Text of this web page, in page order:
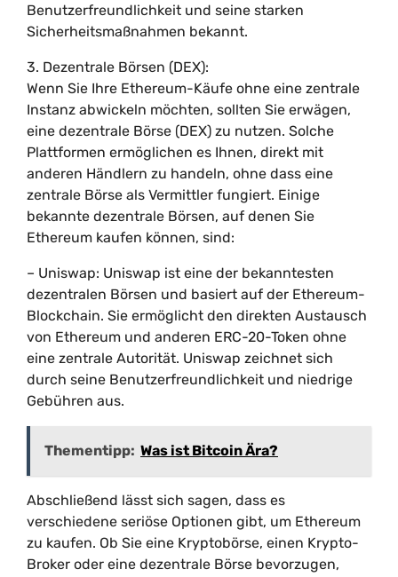
Benutzerfreundlichkeit und seine starken
Sicherheitsmaßnahmen bekannt.
3. Dezentrale Börsen (DEX):
Wenn Sie Ihre Ethereum-Käufe ohne eine zentrale
Instanz abwickeln möchten, sollten Sie erwägen,
eine dezentrale Börse (DEX) zu nutzen. Solche
Plattformen ermöglichen es Ihnen, direkt mit
anderen Händlern zu handeln, ohne dass eine
zentrale Börse als Vermittler fungiert. Einige
bekannte dezentrale Börsen, auf denen Sie
Ethereum kaufen können, sind:
– Uniswap: Uniswap ist eine der bekanntesten
dezentralen Börsen und basiert auf der Ethereum-
Blockchain. Sie ermöglicht den direkten Austausch
von Ethereum und anderen ERC-20-Token ohne
eine zentrale Autorität. Uniswap zeichnet sich
durch seine Benutzerfreundlichkeit und niedrige
Gebühren aus.
Thementipp: Was ist Bitcoin Ära?
Abschließend lässt sich sagen, dass es
verschiedene seriöse Optionen gibt, um Ethereum
zu kaufen. Ob Sie eine Kryptobörse, einen Krypto-
Broker oder eine dezentrale Börse bevorzugen,